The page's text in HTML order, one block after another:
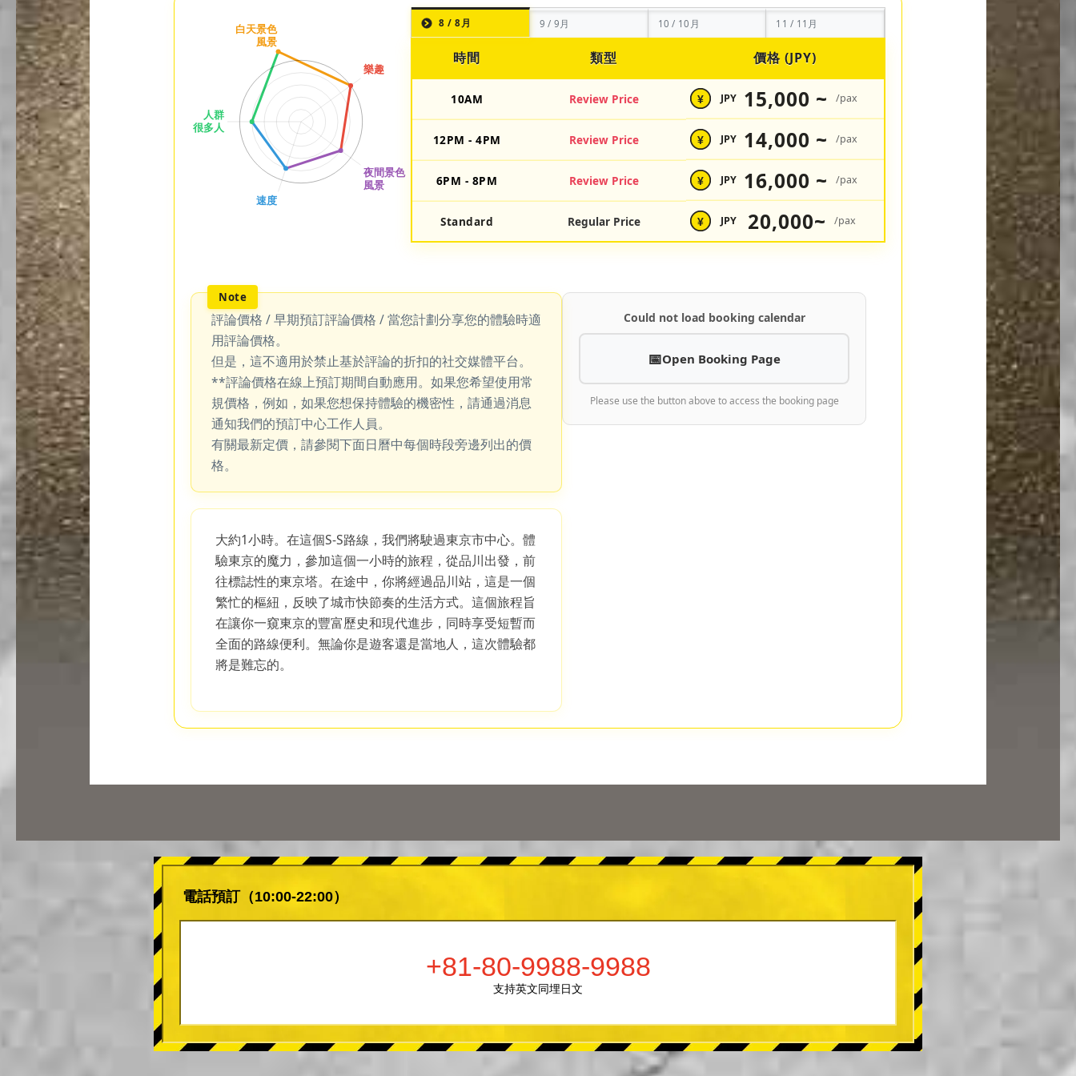
8 / 8月 9 / 9月 10 / 10月 11 / 11月
時間 類型 價格 (JPY)
10AM Review Price ¥ JPY 15,000 ~ /pax
12PM - 4PM Review Price ¥ JPY 14,000 ~ /pax
6PM - 8PM Review Price ¥ JPY 16,000 ~ /pax
Standard Regular Price ¥ JPY 20,000~ /pax
評論價格 / 早期預訂評論價格 / 當您計劃分享您的體驗時適
用評論價格。
但是，這不適用於禁止基於評論的折扣的社交媒體平台。
**評論價格在線上預訂期間自動應用。如果您希望使用常
規價格，例如，如果您想保持體驗的機密性，請通過消息
通知我們的預訂中心工作人員。
有關最新定價，請參閱下面日曆中每個時段旁邊列出的價
格。
大約1小時。在這個S-S路線，我們將駛過東京市中心。體
驗東京的魔力，參加這個一小時的旅程，從品川出發，前
往標誌性的東京塔。在途中，你將經過品川站，這是一個
繁忙的樞紐，反映了城市快節奏的生活方式。這個旅程旨
在讓你一窺東京的豐富歷史和現代進步，同時享受短暫而
全面的路線便利。無論你是遊客還是當地人，這次體驗都
將是難忘的。
Could not load booking calendar
Open Booking Page
Please use the button above to access the booking page
電話預訂（10:00-22:00）
+81-80-9988-9988
支持英文同埋日文